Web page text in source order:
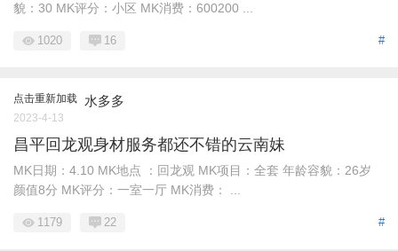
貌：30 MK评分：小区 MK消费：600200 ...
#
1020 16
点击重新加载 水多多
2023-4-13
昌平回龙观身材服务都还不错的云南妹
MK日期：4.10 MK地点 ：回龙观 MK项目：全套 年龄容貌：26岁
颜值8分 MK评分：一室一厅 MK消费： ...
#
1179 22